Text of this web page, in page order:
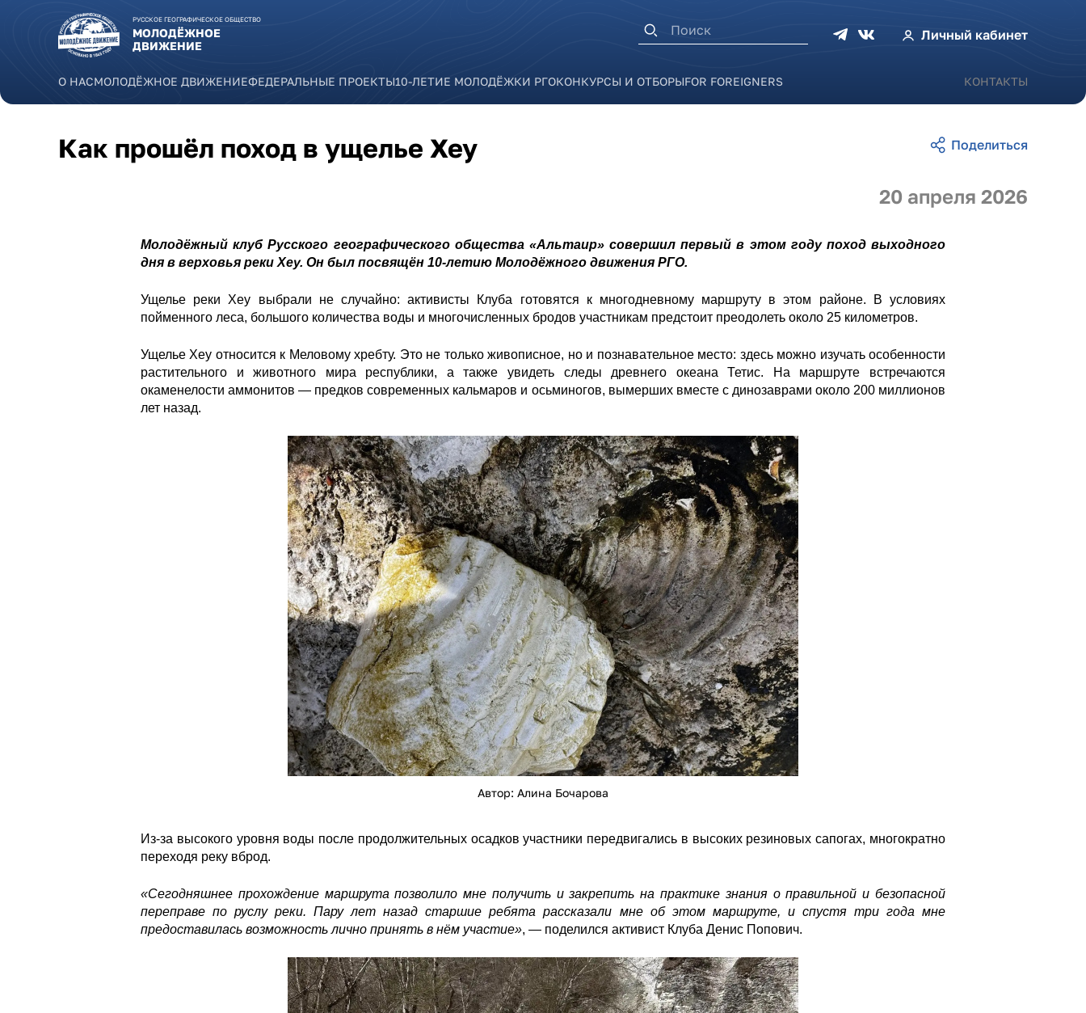
РУССКОЕ ГЕОГРАФИЧЕСКОЕ ОБЩЕСТВО
МОЛОДЁЖНОЕ
ДВИЖЕНИЕ
Личный кабинет
Форма поиска
О НАСМОЛОДЁЖНОЕ ДВИЖЕНИЕФЕДЕРАЛЬНЫЕ ПРОЕКТЫ10-ЛЕТИЕ МОЛОДЁЖКИ РГОКОНКУРСЫ И ОТБОРЫFOR FOREIGNERS КОНТАКТЫ
20 апреля 2026
Как прошёл поход в ущелье Хеу
Молодёжный клуб Русского географического общества «Альтаир» совершил первый в этом году поход выходного
дня в верховья реки Хеу. Он был посвящён 10-летию Молодёжного движения РГО.
Ущелье реки Хеу выбрали не случайно: активисты Клуба готовятся к многодневному маршруту в этом районе. В условиях
пойменного леса, большого количества воды и многочисленных бродов участникам предстоит преодолеть около 25 километров.
Ущелье Хеу относится к Меловому хребту. Это не только живописное, но и познавательное место: здесь можно изучать особенности
растительного и животного мира республики, а также увидеть следы древнего океана Тетис. На маршруте встречаются
окаменелости аммонитов — предков современных кальмаров и осьминогов, вымерших вместе с динозаврами около 200 миллионов
лет назад.
Поход в верховья реки Хеу
Автор: Алина Бочарова
Из-за высокого уровня воды после продолжительных осадков участники передвигались в высоких резиновых сапогах, многократно
переходя реку вброд.
«Сегодняшнее прохождение маршрута позволило мне получить и закрепить на практике знания о правильной и безопасной
переправе по руслу реки. Пару лет назад старшие ребята рассказали мне об этом маршруте, и спустя три года мне
предоставилась возможность лично принять в нём участие», — поделился активист Клуба Денис Попович.
Поход в верховья реки Хеу